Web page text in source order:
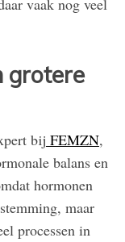
vaak nog veel
grotere
bij FEMZN,
balans en
hormonen
maar
processen in